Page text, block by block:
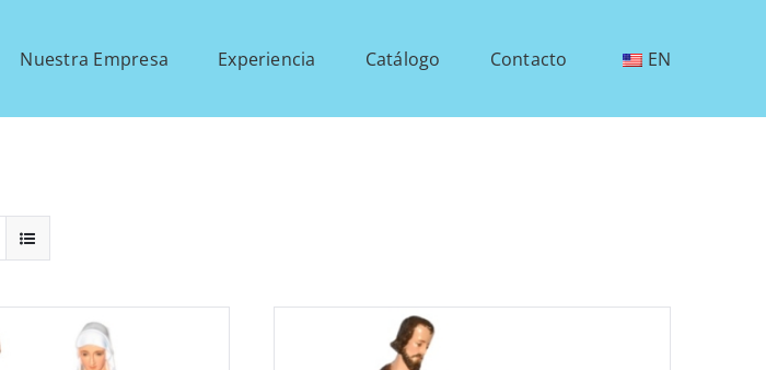
Nuestra Empresa Experiencia Catálogo Contacto EN